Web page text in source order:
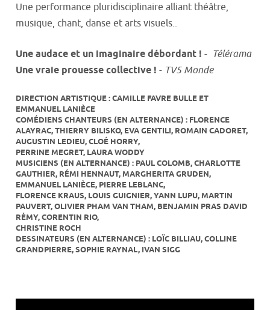
Une performance pluridisciplinaire alliant théâtre,
musique, chant, danse et arts visuels..
Une audace et un imaginaire débordant ! - Télérama
Une vraie prouesse collective ! - TV5 Monde
DIRECTION ARTISTIQUE : CAMILLE FAVRE BULLE ET
EMMANUEL LANIÈCE
COMÉDIENS CHANTEURS (EN ALTERNANCE) : FLORENCE
ALAYRAC, THIERRY BILISKO, EVA GENTILI, ROMAIN CADORET,
AUGUSTIN LEDIEU, CLOÉ HORRY,
PERRINE MEGRET, LAURA WODDY
MUSICIENS (EN ALTERNANCE) : PAUL COLOMB, CHARLOTTE
GAUTHIER, RÉMI HENNAUT, MARGHERITA GRUDEN,
EMMANUEL LANIÈCE, PIERRE LEBLANC,
FLORENCE KRAUS, LOUIS GUIGNIER, YANN LUPU, MARTIN
PAUVERT, OLIVIER PHAM VAN THAM, BENJAMIN PRAS DAVID
RÉMY, CORENTIN RIO,
CHRISTINE ROCH
DESSINATEURS (EN ALTERNANCE) : LOÏC BILLIAU, COLLINE
GRANDPIERRE, SOPHIE RAYNAL, IVAN SIGG